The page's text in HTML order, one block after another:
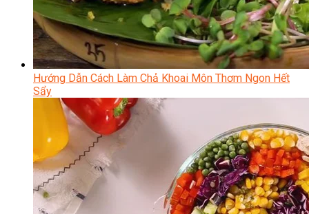
Hướng Dẫn Cách Làm Chả Khoai Môn Thơm Ngon Hết
Sẩy